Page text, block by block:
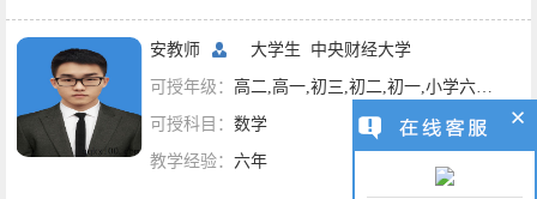
安教师 大学生 中央财经大学
可授年级： 高二,高一,初三,初二,初一,小学六年级,小学五年级,小学四年级,小学三年级,小学二年级,小学一年级
可授科目： 数学
教学经验： 六年